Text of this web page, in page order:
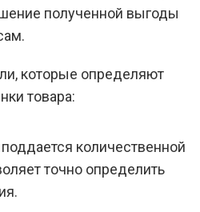
полученной выгоды
которые определяют
товара:
количественной
точно определить